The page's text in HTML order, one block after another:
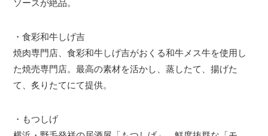
ソースが絶品。
・食彩和牛しげ吉
焼肉専門店、食彩和牛しげ吉がおくる和牛メス牛を使用し
た焼売専門店。最高の素材を活かし、蒸したて、揚げた
て、炙りたてにて提供。
・もつしげ